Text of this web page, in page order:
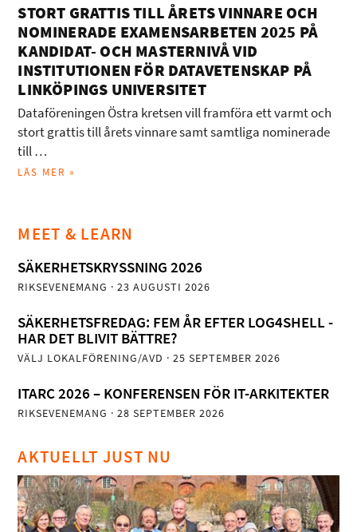
STORT GRATTIS TILL ÅRETS VINNARE OCH
NOMINERADE EXAMENSARBETEN 2025 PÅ
KANDIDAT- OCH MASTERNIVÅ VID
INSTITUTIONEN FÖR DATAVETENSKAP PÅ
LINKÖPINGS UNIVERSITET
Dataföreningen Östra kretsen vill framföra ett varmt och
stort grattis till årets vinnare samt samtliga nominerade
till …
LÄS MER »
MEET & LEARN
SÄKERHETSKRYSSNING 2026
RIKSEVENEMANG · 23 AUGUSTI 2026
SÄKERHETSFREDAG: FEM ÅR EFTER LOG4SHELL -
HAR DET BLIVIT BÄTTRE?
VÄLJ LOKALFÖRENING/AVD · 25 SEPTEMBER 2026
ITARC 2026 – KONFERENSEN FÖR IT-ARKITEKTER
RIKSEVENEMANG · 28 SEPTEMBER 2026
AKTUELLT JUST NU